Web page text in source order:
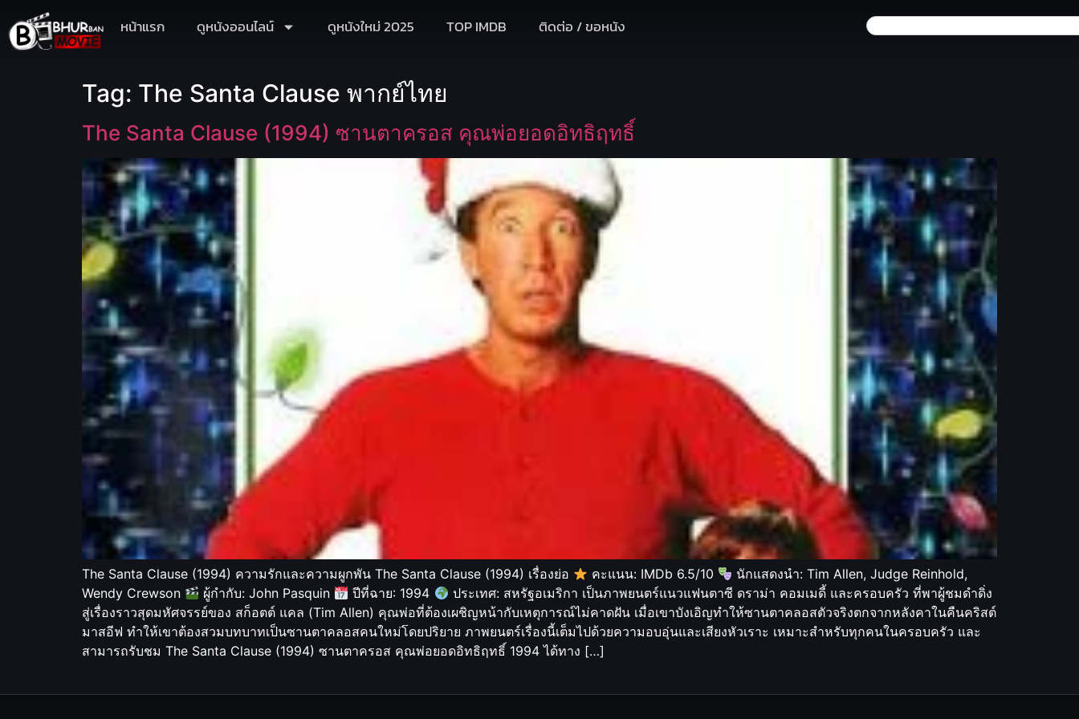
หน้าแรก ดูหนังออนไลน์ ดูหนังใหม่ 2025 TOP IMDB ติดต่อ / ขอหนัง
Tag: The Santa Clause พากย์ไทย
The Santa Clause (1994) ซานตาครอส คุณพ่อยอดอิทธิฤทธิ์
The Santa Clause (1994) ความรักและความผูกพัน The Santa Clause (1994) เรื่องย่อ คะแนน: IMDb 6.5/10
นักแสดงนำ: Tim Allen, Judge Reinhold,
Wendy Crewson
ผู้กำกับ: John Pasquin ปีที่ฉาย: 1994
ประเทศ: สหรัฐอเมริกา เป็นภาพยนตร์แนวแฟนตาซี ดราม่า คอมเมดี้ และครอบครัว ที่พาผู้ชมดำดิ่ง
สู่เรื่องราวสุดมหัศจรรย์ของ สก็อตต์ แคล (Tim Allen) คุณพ่อที่ต้องเผชิญหน้ากับเหตุการณ์ไม่คาดฝัน เมื่อเขาบังเอิญทำให้ซานตาคลอสตัวจริงตกจากหลังคาในคืนคริสต์
มาสอีฟ ทำให้เขาต้องสวมบทบาทเป็นซานตาคลอสคนใหม่โดยปริยาย ภาพยนตร์เรื่องนี้เต็มไปด้วยความอบอุ่นและเสียงหัวเราะ เหมาะสำหรับทุกคนในครอบครัว และ
สามารถรับชม The Santa Clause (1994) ซานตาครอส คุณพ่อยอดอิทธิฤทธิ์ 1994 ได้ทาง […]